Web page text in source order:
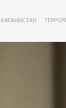
АФГАНИСТАН